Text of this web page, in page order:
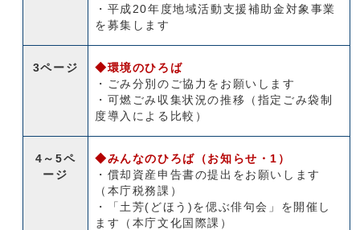
・平成20年度地域活動支援補助金対象事業
を募集します
3ページ
◆環境のひろば
・ごみ分別のご協力をお願いします
・可燃ごみ収集状況の推移（指定ごみ袋制
度導入による比較）
4～5ペ
ージ
◆みんなのひろば（お知らせ・1）
・償却資産申告書の提出をお願いします
（本庁税務課）
・「土芳(どほう)を偲ぶ俳句会」を開催し
ます（本庁文化国際課）